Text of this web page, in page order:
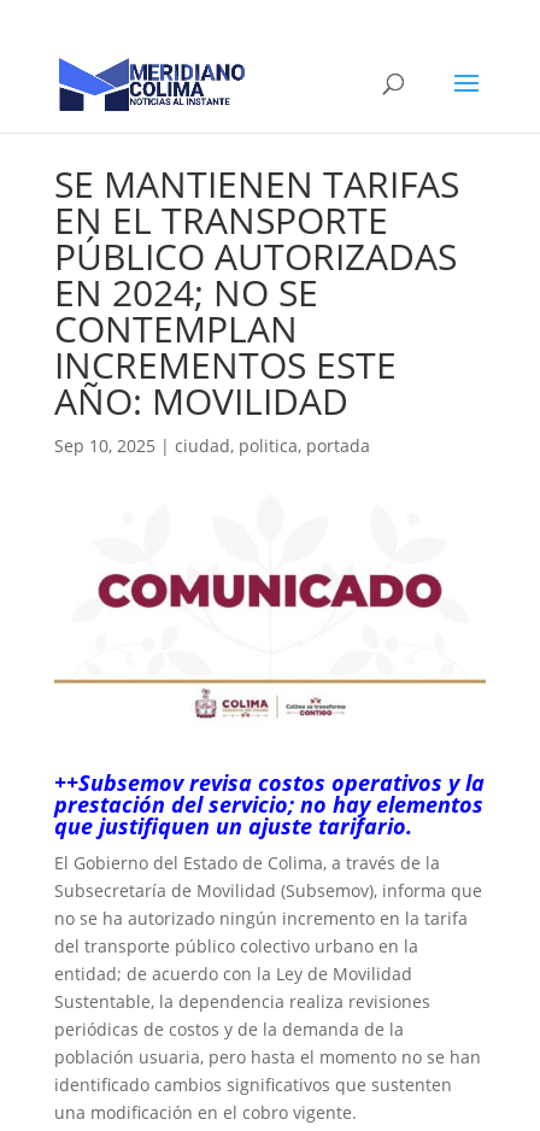
SE MANTIENEN TARIFAS
EN EL TRANSPORTE
PÚBLICO AUTORIZADAS
EN 2024; NO SE
CONTEMPLAN
INCREMENTOS ESTE
AÑO: MOVILIDAD
Sep 10, 2025 | ciudad, politica, portada
++Subsemov revisa costos operativos y la
prestación del servicio; no hay elementos
que justifiquen un ajuste tarifario.
El Gobierno del Estado de Colima, a través de la
Subsecretaría de Movilidad (Subsemov), informa que
no se ha autorizado ningún incremento en la tarifa
del transporte público colectivo urbano en la
entidad; de acuerdo con la Ley de Movilidad
Sustentable, la dependencia realiza revisiones
periódicas de costos y de la demanda de la
población usuaria, pero hasta el momento no se han
identificado cambios significativos que sustenten
una modificación en el cobro vigente.